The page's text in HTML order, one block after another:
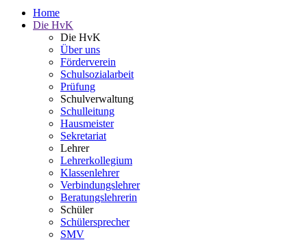
Home
Die HvK
Die HvK
Über uns
Förderverein
Schulsozialarbeit
Prüfung
Schulverwaltung
Schulleitung
Hausmeister
Sekretariat
Lehrer
Lehrerkollegium
Klassenlehrer
Verbindungslehrer
Beratungslehrerin
Schüler
Schülersprecher
SMV